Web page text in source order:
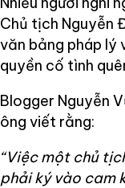
Chủ tịch Nguyễn
văn bảng pháp lý
quyền cố tình
Blogger Nguyễn
ông viết rằng:
“Việc một chủ
phải ký vào cam